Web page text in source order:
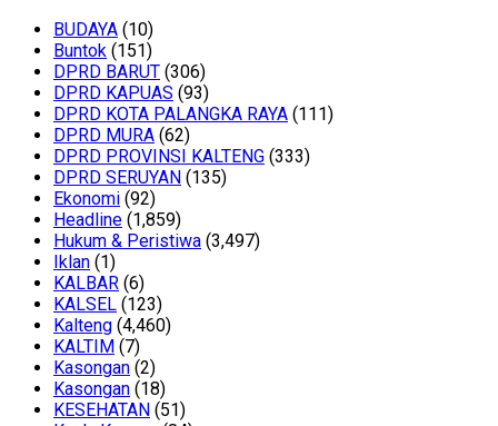
BUDAYA (10)
Buntok (151)
DPRD BARUT (306)
DPRD KAPUAS (93)
DPRD KOTA PALANGKA RAYA (111)
DPRD MURA (62)
DPRD PROVINSI KALTENG (333)
DPRD SERUYAN (135)
Ekonomi (92)
Headline (1,859)
Hukum & Peristiwa (3,497)
Iklan (1)
KALBAR (6)
KALSEL (123)
Kalteng (4,460)
KALTIM (7)
Kasongan (2)
Kasongan (18)
KESEHATAN (51)